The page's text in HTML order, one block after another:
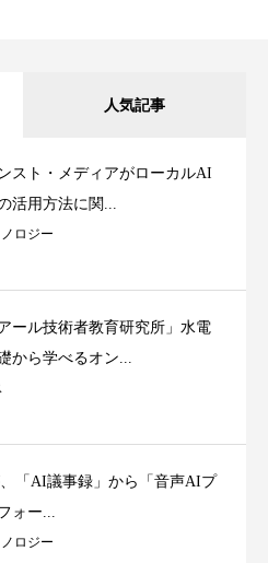
人気記事
スト・メディアがローカルAI
活用方法に関...
ロジー
アール技術者教育研究所」水電
から学べるオン...
「AI議事録」から「音声AIプ
ォー...
ロジー